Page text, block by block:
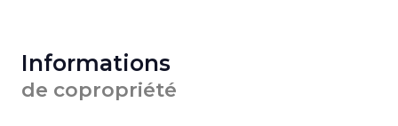
Informations
de copropriété